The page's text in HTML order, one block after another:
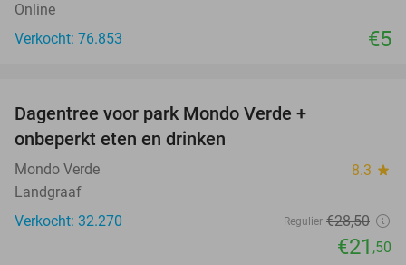
Online
Verkocht: 76.853
€5
Dagentree voor park Mondo Verde +
onbeperkt eten en drinken
Mondo Verde 8.3 star
Landgraaf
Verkocht: 32.270
Regulier €28,50
€21 ,50